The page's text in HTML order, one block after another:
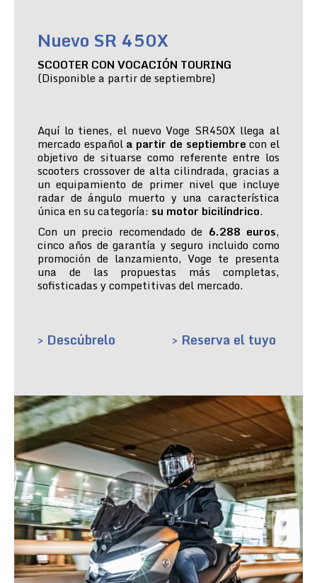
Nuevo SR 450X
SCOOTER CON VOCACIÓN TOURING
(Disponible a partir de septiembre)
Aquí lo tienes, el nuevo Voge SR450X llega al
mercado español a partir de septiembre con el
objetivo de situarse como referente entre los
scooters crossover de alta cilindrada, gracias a
un equipamiento de primer nivel que incluye
radar de ángulo muerto y una característica
única en su categoría: su motor bicilíndrico.
Con un precio recomendado de 6.288 euros,
cinco años de garantía y seguro incluido como
promoción de lanzamiento, Voge te presenta
una de las propuestas más completas,
sofisticadas y competitivas del mercado.
> Descúbrelo > Reserva el tuyo